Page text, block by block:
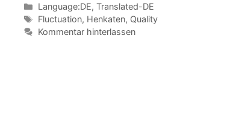
Kategorien
Language:DE,Translated-DE
Schlagwörter
Fluctuation, Henkaten, Quality
Kommentar hinterlassen